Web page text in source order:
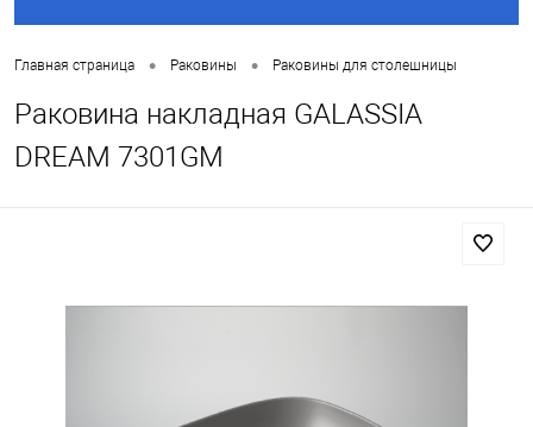
Главная страница • Раковины • Раковины для столешницы
Раковина накладная GALASSIA
DREAM 7301GM